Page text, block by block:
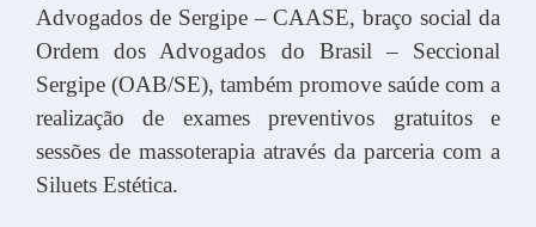
Advogados de Sergipe – CAASE, braço social da
Ordem dos Advogados do Brasil – Seccional
Sergipe (OAB/SE), também promove saúde com a
realização de exames preventivos gratuitos e
sessões de massoterapia através da parceria com a
Siluets Estética.